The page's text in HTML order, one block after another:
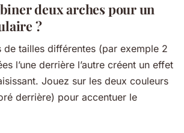
deux arches pour un
?
de tailles différentes (par exemple 2
l’une derrière l’autre créent un effet
Jouez sur les deux couleurs
derrière) pour accentuer le